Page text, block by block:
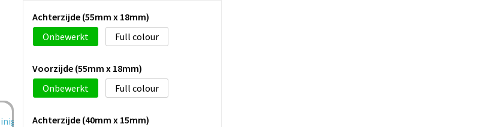
Achterzijde (55mm x 18mm)
Onbewerkt
Full colour
Voorzijde (55mm x 18mm)
Onbewerkt
Full colour
Achterzijde (40mm x 15mm)